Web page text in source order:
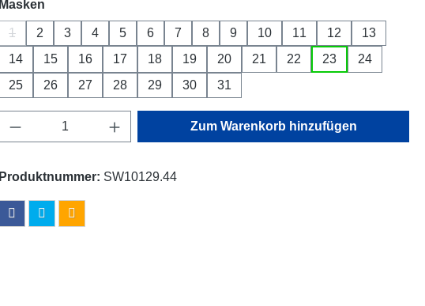
Masken
1
(Diese Option ist zurzeit nicht verfügbar.)
2 3 4 5 6 7 8 9 10 11 12
13
14
15 16 17 18 19 20 21 22 23
24
25
26 27 28 29 30 31
Produkt Anzahl: Gib den gewünschten Wert ein
Zum Warenkorb hinzufügen
Produktnummer: SW10129.44